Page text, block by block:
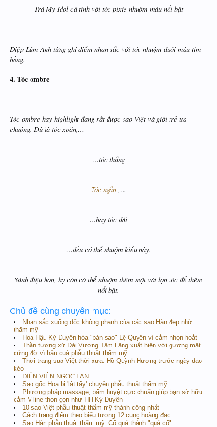
Trà My Idol cá tính với tóc pixie nhuộm màu nổi bật
Diệp Lâm Anh từng ghi điểm nhan sắc với tóc nhuộm đuôi màu tím
hồng.
4. Tóc ombre
Tóc ombre hay highlight đang rất được sao Việt và giới trẻ ưa
chuộng. Dù là tóc xoăn,…
…tóc thẳng
Tóc ngắn ,…
…hay tóc dài
…đều có thể nhuộm kiểu này.
Sành điệu hơn, họ còn có thể nhuộm thêm một vài lọn tóc để thêm
nổi bật.
Chủ đề cùng chuyên mục:
Nhan sắc xuống dốc không phanh của các sao Hàn đẹp nhờ
thẩm mỹ
Hoa Hậu Kỳ Duyên hóa "bản sao" Lệ Quyên vì cằm nhọn hoắt
Thần tượng xứ Đài Vương Tâm Lăng xuất hiện với gương mặt
cứng đờ vì hậu quả phẫu thuật thẩm mỹ
Thời trang sao Việt thời xưa: Hồ Quỳnh Hương trước ngày dao
kéo
DIỄN VIÊN NGỌC LAN
Sao gốc Hoa bị 'lật tẩy' chuyện phẫu thuật thẩm mỹ
Phương pháp massage, bấm huyệt cực chuẩn giúp bạn sở hữu
cằm V-line thon gọn như HH Kỳ Duyên
10 sao Việt phẫu thuật thẩm mỹ thành công nhất
Cách trang điểm theo biểu tượng 12 cung hoàng đạo
Sao Hàn phẫu thuật thẩm mỹ: Cố quá thành "quá cố"